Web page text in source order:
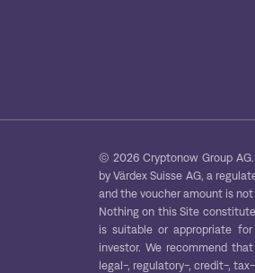
© 2026 Cryptonow Group
by Värdex Suisse AG, a
and the voucher amount is
Nothing on this Site
is suitable or appropriate
investor. We recommend
legal-, regulatory-, credit-,